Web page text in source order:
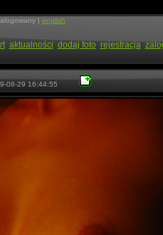
| english
aktualności dodaj foto rejestracja
08-29 16:44:55